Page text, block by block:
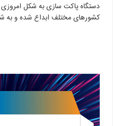
کشورهای مختلف ابداع شده و